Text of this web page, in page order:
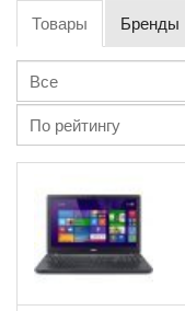
Товары Бренды